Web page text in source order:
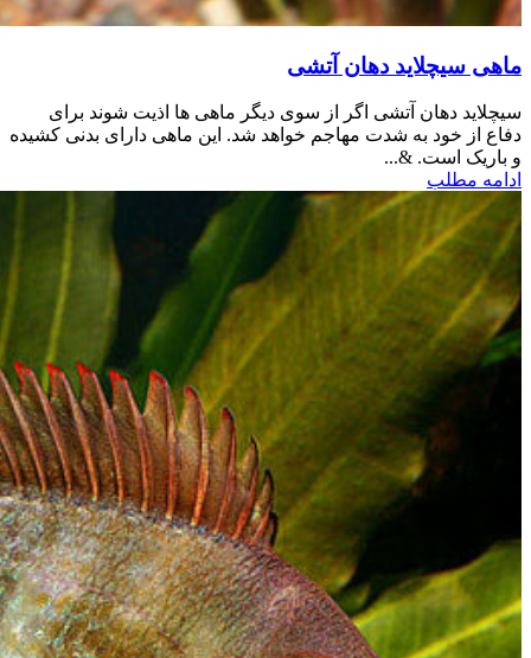
ماهی سیچلاید دهان آتشی
سیچلاید دهان آتشی اگر از سوی دیگر ماهی ها اذیت شوند برای
دفاع از خود به شدت مهاجم خواهد شد. این ماهی دارای بدنی کشیده
و باریک است. &...
ادامه مطلب